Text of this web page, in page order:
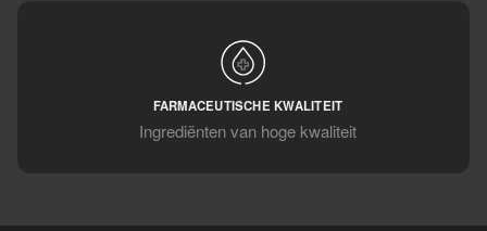
FARMACEUTISCHE KWALITEIT
Ingrediënten van hoge kwaliteit